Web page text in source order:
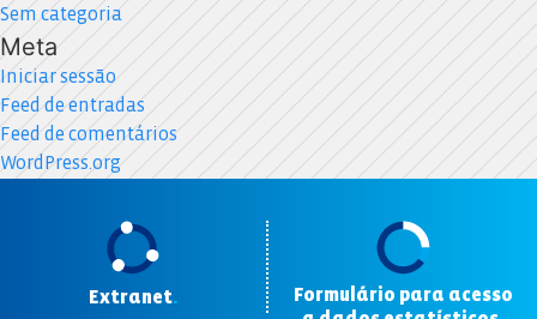
Sem categoria
Meta
Iniciar sessão
Feed de entradas
Feed de comentários
WordPress.org
Extranet.
Formulário para acesso